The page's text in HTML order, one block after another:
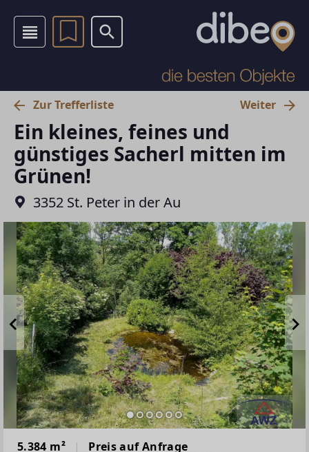
Zur Trefferliste Weiter
Ein kleines, feines und
günstiges Sacherl mitten im
Grünen!
3352 St. Peter in der Au
5.384 m²
Preis auf Anfrage